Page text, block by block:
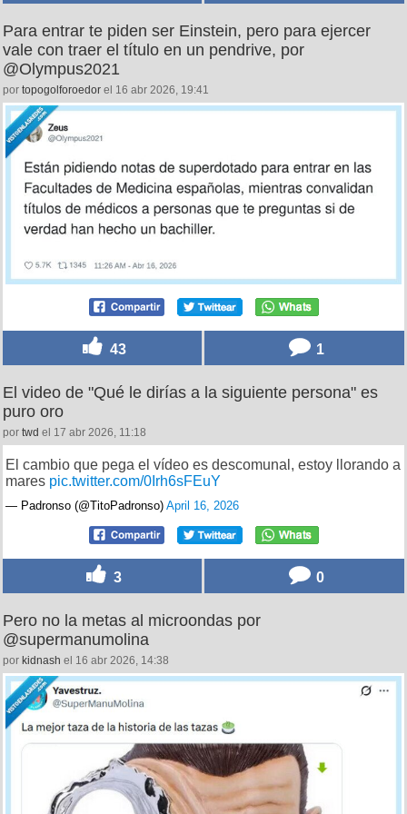
Para entrar te piden ser Einstein, pero para ejercer
vale con traer el título en un pendrive, por
@Olympus2021
por topogolforoedor el 16 abr 2026, 19:41
43 1
El video de "Qué le dirías a la siguiente persona" es
puro oro
por twd el 17 abr 2026, 11:18
El cambio que pega el vídeo es descomunal, estoy llorando a
mares pic.twitter.com/0Irh6sFEuY
— Padronso (@TitoPadronso) April 16, 2026
3 0
Pero no la metas al microondas por
@supermanumolina
por kidnash el 16 abr 2026, 14:38